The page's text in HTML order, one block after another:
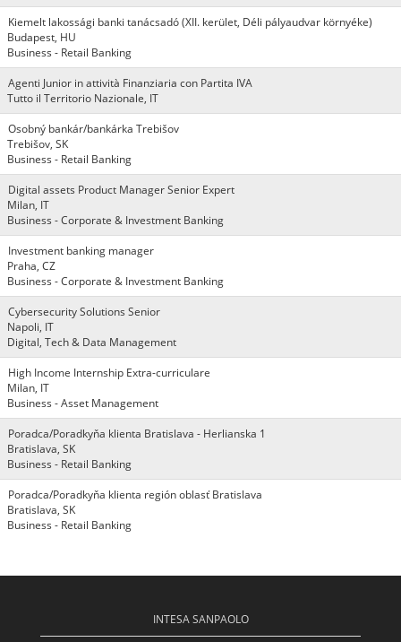
Kiemelt lakossági banki tanácsadó (XII. kerület, Déli pályaudvar környéke)
Budapest, HU
Business - Retail Banking
Agenti Junior in attività Finanziaria con Partita IVA
Tutto il Territorio Nazionale, IT
Osobný bankár/bankárka Trebišov
Trebišov, SK
Business - Retail Banking
Digital assets Product Manager Senior Expert
Milan, IT
Business - Corporate & Investment Banking
Investment banking manager
Praha, CZ
Business - Corporate & Investment Banking
Cybersecurity Solutions Senior
Napoli, IT
Digital, Tech & Data Management
High Income Internship Extra-curriculare
Milan, IT
Business - Asset Management
Poradca/Poradkyňa klienta Bratislava - Herlianska 1
Bratislava, SK
Business - Retail Banking
Poradca/Poradkyňa klienta región oblasť Bratislava
Bratislava, SK
Business - Retail Banking
INTESA SANPAOLO